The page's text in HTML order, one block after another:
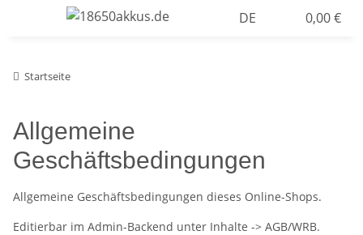
DE 0,00 €
Startseite
Allgemeine
Geschäftsbedingungen
Allgemeine Geschäftsbedingungen dieses Online-Shops.
Editierbar im Admin-Backend unter Inhalte -> AGB/WRB.